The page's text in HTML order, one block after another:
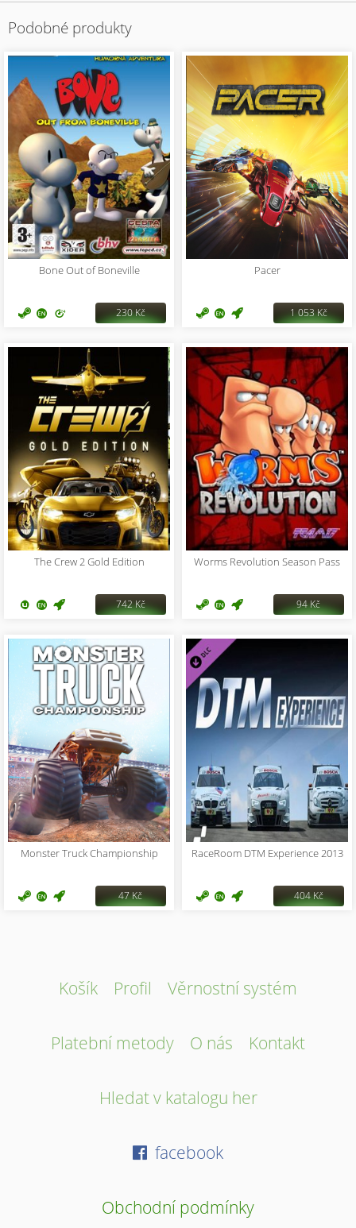
Podobné produkty
Bone Out of Boneville
230 Kč
Pacer
1 053 Kč
The Crew 2 Gold Edition
742 Kč
Worms Revolution Season Pass
94 Kč
Monster Truck Championship
47 Kč
RaceRoom DTM Experience 2013
404 Kč
Košík Profil Věrnostní systém
Platební metody O nás Kontakt
Hledat v katalogu her
facebook
Obchodní podmínky